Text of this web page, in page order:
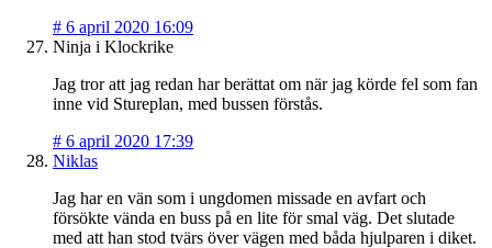
# 6 april 2020 16:09
Ninja i Klockrike
Jag tror att jag redan har berättat om när jag körde fel som fan
inne vid Stureplan, med bussen förstås.
# 6 april 2020 17:39
Niklas
Jag har en vän som i ungdomen missade en avfart och
försökte vända en buss på en lite för smal väg. Det slutade
med att han stod tvärs över vägen med båda hjulparen i diket.